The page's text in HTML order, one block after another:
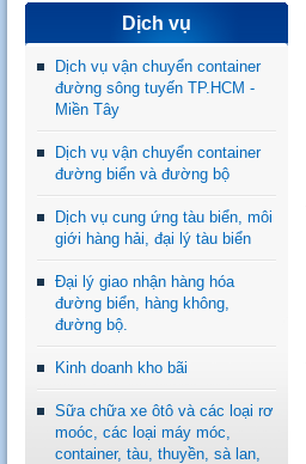
Dịch vụ
Dịch vụ vận chuyển container
đường sông tuyến TP.HCM -
Miền Tây
Dịch vụ vận chuyển container
đường biển và đường bộ
Dịch vụ cung ứng tàu biển, môi
giới hàng hải, đại lý tàu biển
Đại lý giao nhận hàng hóa
đường biển, hàng không,
đường bộ.
Kinh doanh kho bãi
Sữa chữa xe ôtô và các loại rơ
moóc, các loại máy móc,
container, tàu, thuyền, sà lan,